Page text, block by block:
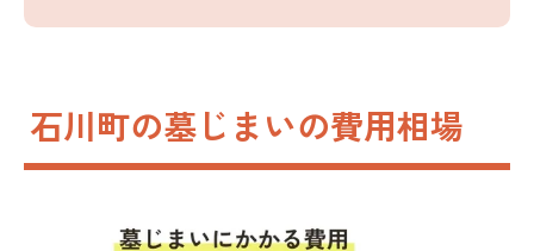
石川町の墓じまいの費用相場